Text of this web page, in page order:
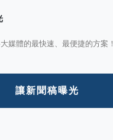
媒體的最快速、最便捷的方案！
讓新聞稿曝光